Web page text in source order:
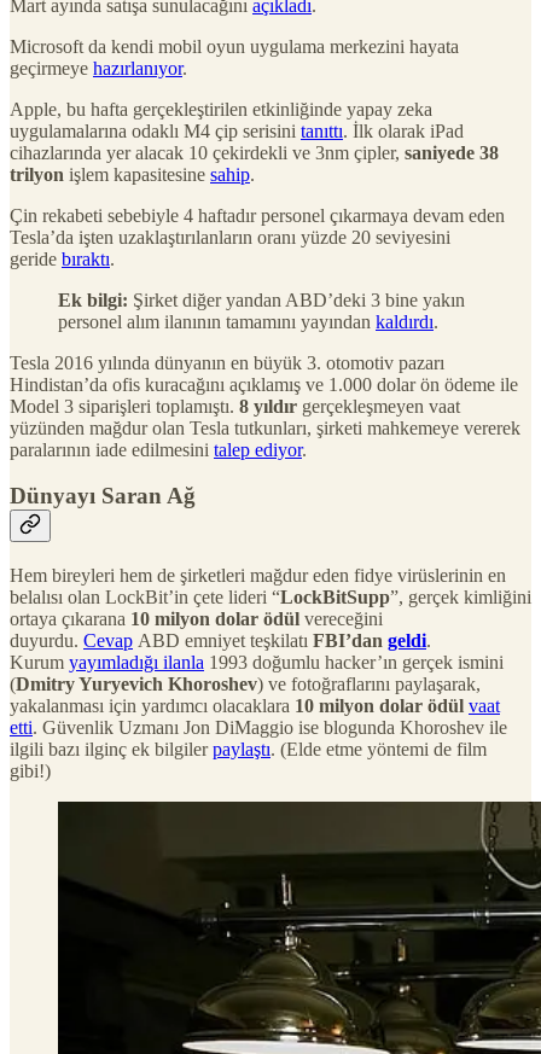
Mart ayında satışa sunulacağını açıkladı.
Microsoft da kendi mobil oyun uygulama merkezini hayata
geçirmeye hazırlanıyor.
Apple, bu hafta gerçekleştirilen etkinliğinde yapay zeka
uygulamalarına odaklı M4 çip serisini tanıttı. İlk olarak iPad
cihazlarında yer alacak 10 çekirdekli ve 3nm çipler, saniyede 38
trilyon işlem kapasitesine sahip.
Çin rekabeti sebebiyle 4 haftadır personel çıkarmaya devam eden
Tesla’da işten uzaklaştırılanların oranı yüzde 20 seviyesini
geride bıraktı.
Ek bilgi: Şirket diğer yandan ABD’deki 3 bine yakın
personel alım ilanının tamamını yayından kaldırdı.
Tesla 2016 yılında dünyanın en büyük 3. otomotiv pazarı
Hindistan’da ofis kuracağını açıklamış ve 1.000 dolar ön ödeme ile
Model 3 siparişleri toplamıştı. 8 yıldır gerçekleşmeyen vaat
yüzünden mağdur olan Tesla tutkunları, şirketi mahkemeye vererek
paralarının iade edilmesini talep ediyor.
Dünyayı Saran Ağ
Hem bireyleri hem de şirketleri mağdur eden fidye virüslerinin en
belalısı olan LockBit’in çete lideri “LockBitSupp”, gerçek kimliğini
ortaya çıkarana 10 milyon dolar ödül vereceğini
duyurdu. Cevap ABD emniyet teşkilatı FBI’dan geldi.
Kurum yayımladığı ilanla 1993 doğumlu hacker’ın gerçek ismini
(Dmitry Yuryevich Khoroshev) ve fotoğraflarını paylaşarak,
yakalanması için yardımcı olacaklara 10 milyon dolar ödül vaat
etti. Güvenlik Uzmanı Jon DiMaggio ise blogunda Khoroshev ile
ilgili bazı ilginç ek bilgilerpaylaştı. (Elde etme yöntemi de film
gibi!)